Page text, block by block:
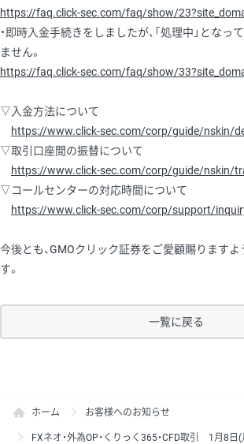
https://faq.click-sec.com/faq/show/
・即時入金手続きをしましたが、「処理中」となっ
ません。
https://faq.click-sec.com/faq/show/
▽入金方法について
https://www.click-sec.com/corp/guide/nskin/
▽取引口座間の振替について
https://www.click-sec.com/corp/guide/nskin/
▽コールセンターの対応時間について
https://www.click-sec.com/corp/support/
今後とも、GMOクリック証券をご愛顧賜ります
す。
一覧に戻る
ホーム お客様へのお知らせ
FXネオ・外為OP・くりっく365・CFD取引 1月8